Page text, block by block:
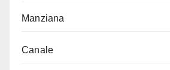
Manziana
Canale